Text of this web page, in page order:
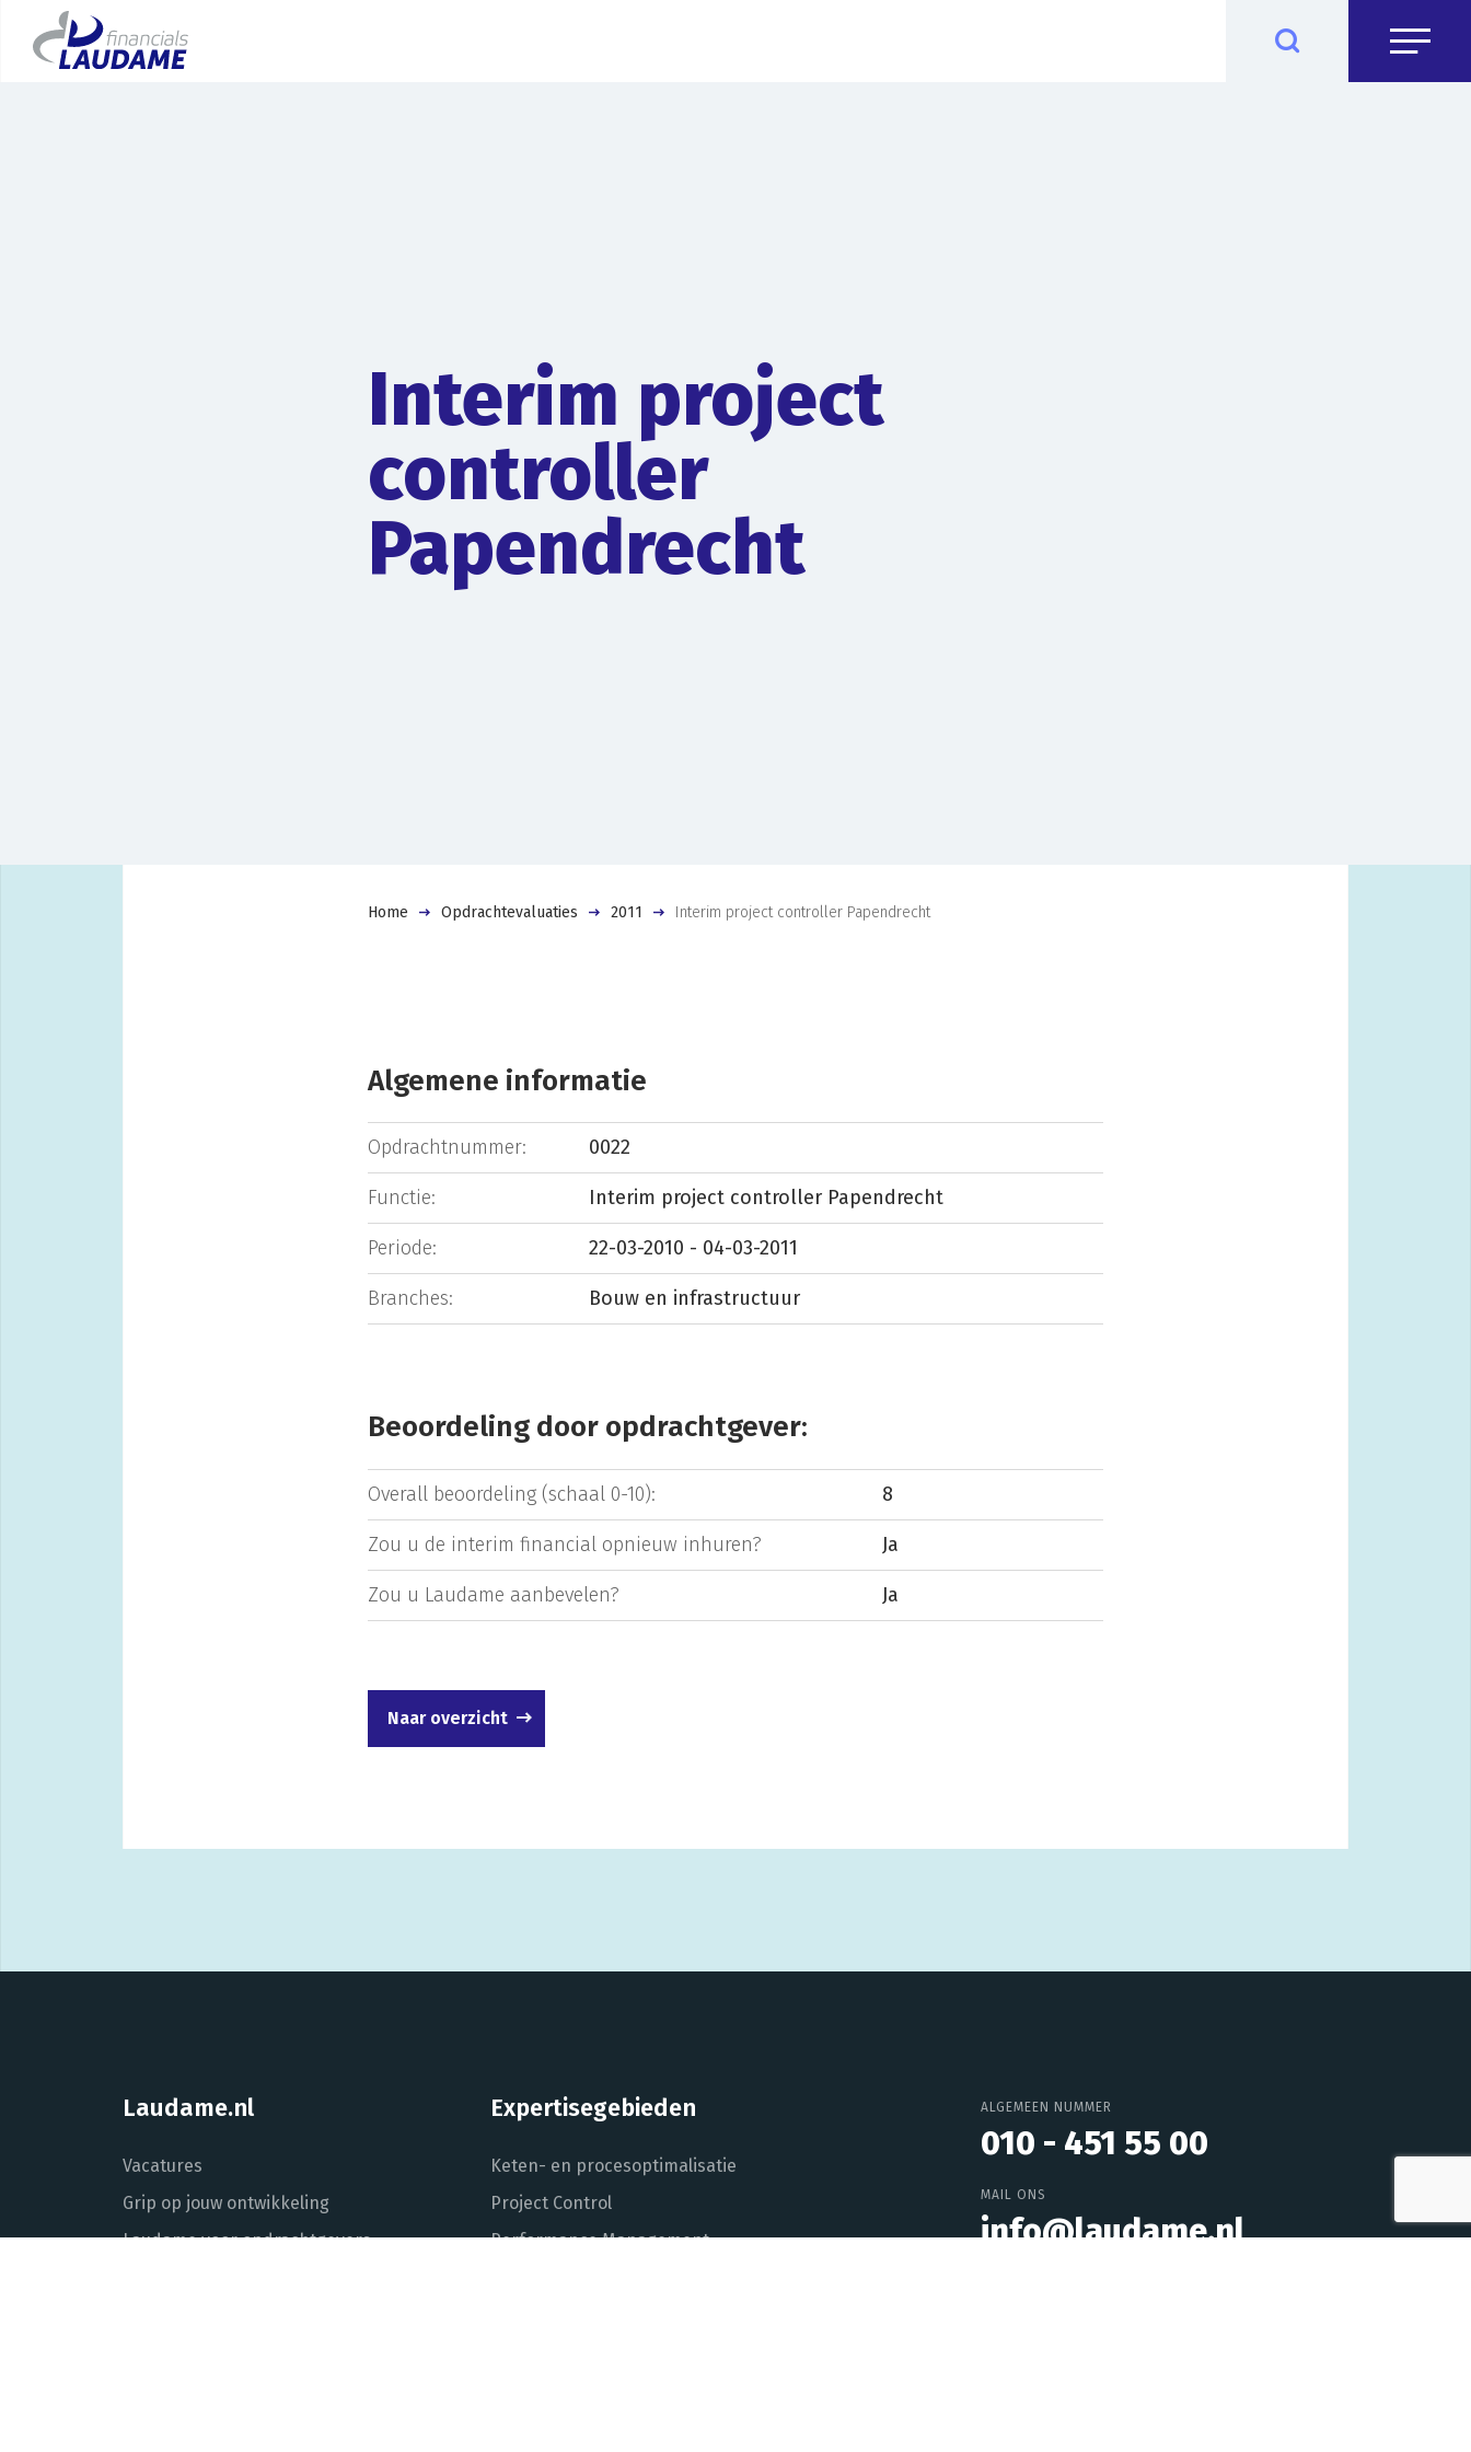
Interim project
controller
Papendrecht
Home Opdrachtevaluaties 2011 Interim project controller Papendrecht
Algemene informatie
Opdrachtnummer: 0022
Functie: Interim project controller Papendrecht
Periode: 22-03-2010 - 04-03-2011
Branches: Bouw en infrastructuur
Beoordeling door opdrachtgever:
Overall beoordeling (schaal 0-10): 8
Zou u de interim financial opnieuw inhuren? Ja
Zou u Laudame aanbevelen? Ja
Naar overzicht
Laudame.nl
Vacatures
Grip op jouw ontwikkeling
Laudame voor opdrachtgevers
Expertisegebieden
Keten- en procesoptimalisatie
Project Control
Performance Management
ALGEMEEN NUMMER
010 - 451 55 00
MAIL ONS
info@laudame.nl